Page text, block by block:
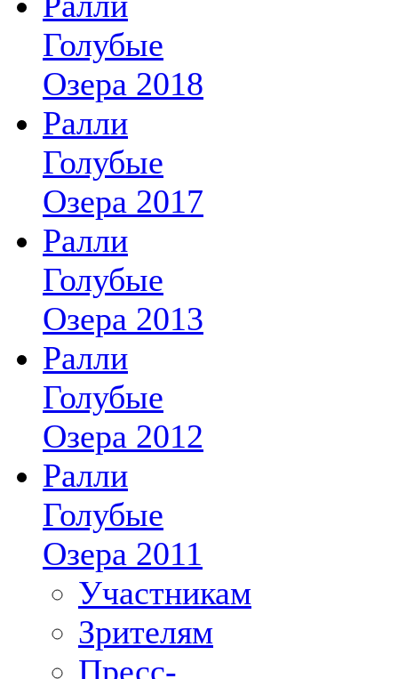
Голубые
Озера 2018
Ралли
Голубые
Озера 2017
Ралли
Голубые
Озера 2013
Ралли
Голубые
Озера 2012
Ралли
Голубые
Озера 2011
Участникам
Зрителям
Пресс-